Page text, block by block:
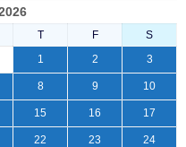
T F
S
1
2 3
8 9 10
15 16 17
22 23 24